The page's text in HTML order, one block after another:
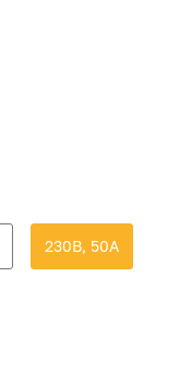
230В, 50А